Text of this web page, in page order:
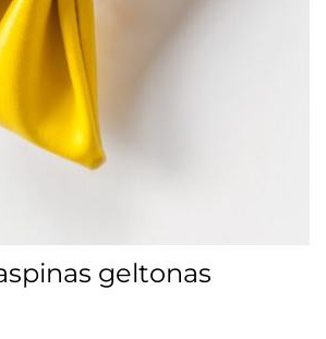
geltonas